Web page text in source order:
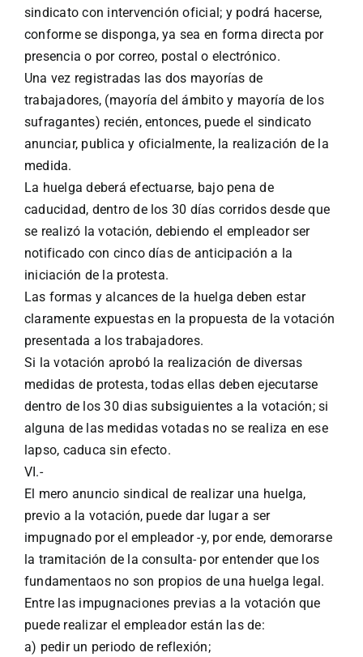
sindicato con intervención oficial; y podrá hacerse,
conforme se disponga, ya sea en forma directa por
presencia o por correo, postal o electrónico.
Una vez registradas las dos mayorías de
trabajadores, (mayoría del ámbito y mayoría de los
sufragantes) recién, entonces, puede el sindicato
anunciar, publica y oficialmente, la realización de la
medida.
La huelga deberá efectuarse, bajo pena de
caducidad, dentro de los 30 días corridos desde que
se realizó la votación, debiendo el empleador ser
notificado con cinco días de anticipación a la
iniciación de la protesta.
Las formas y alcances de la huelga deben estar
claramente expuestas en la propuesta de la votación
presentada a los trabajadores.
Si la votación aprobó la realización de diversas
medidas de protesta, todas ellas deben ejecutarse
dentro de los 30 dias subsiguientes a la votación; si
alguna de las medidas votadas no se realiza en ese
lapso, caduca sin efecto.
VI.-
El mero anuncio sindical de realizar una huelga,
previo a la votación, puede dar lugar a ser
impugnado por el empleador -y, por ende, demorarse
la tramitación de la consulta- por entender que los
fundamentaos no son propios de una huelga legal.
Entre las impugnaciones previas a la votación que
puede realizar el empleador están las de:
a) pedir un periodo de reflexión;